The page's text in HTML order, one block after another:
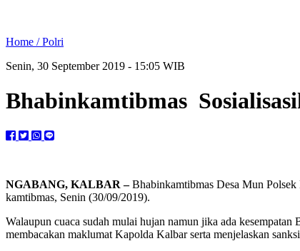
Home /Polri
Senin, 30 September 2019 - 15:05 WIB
Bhabinkamtibmas
NGABANG, KALBAR –Bhabinkamtibmas Desa Mun
kamtibmas, Senin (30/09/2019).
Walaupun cuaca sudah mulai hujan namun jika ada
membacakan maklumat Kapolda Kalbar serta menjelaskan